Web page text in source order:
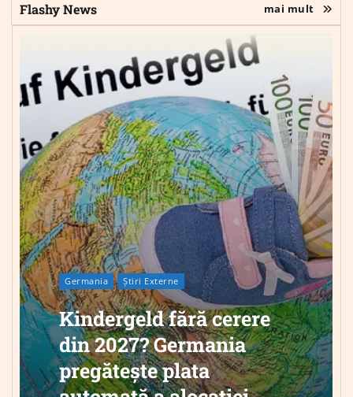
Flashy News mai mult
Germania Știri Externe
Kindergeld fără cerere
din 2027? Germania
pregătește plata